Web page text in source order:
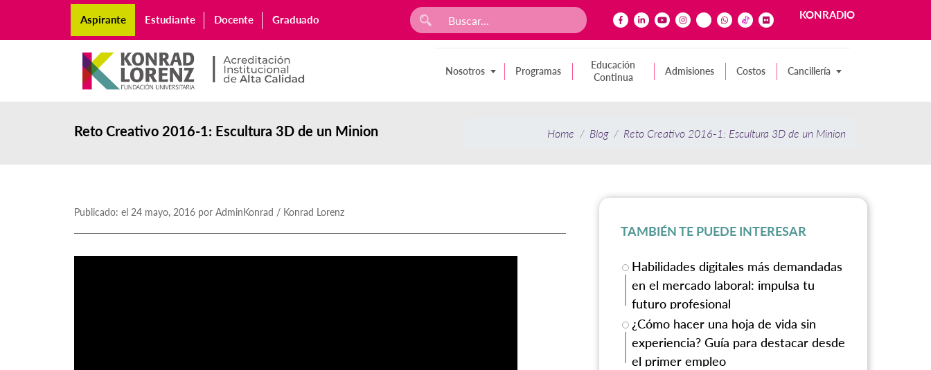
Aspirante Estudiante Docente Graduado KONRADIO
Nosotros Programas
Educación
Continua
Admisiones Costos Cancillería
Reto Creativo 2016-1: Escultura 3D de un Minion Home Blog Reto Creativo 2016-1: Escultura 3D de un Minion
Publicado: el 24 mayo, 2016 por AdminKonrad / Konrad Lorenz
TAMBIÉN TE PUEDE INTERESAR
Habilidades digitales más demandadas
en el mercado laboral: impulsa tu
futuro profesional
¿Cómo hacer una hoja de vida sin
experiencia? Guía para destacar desde
el primer empleo